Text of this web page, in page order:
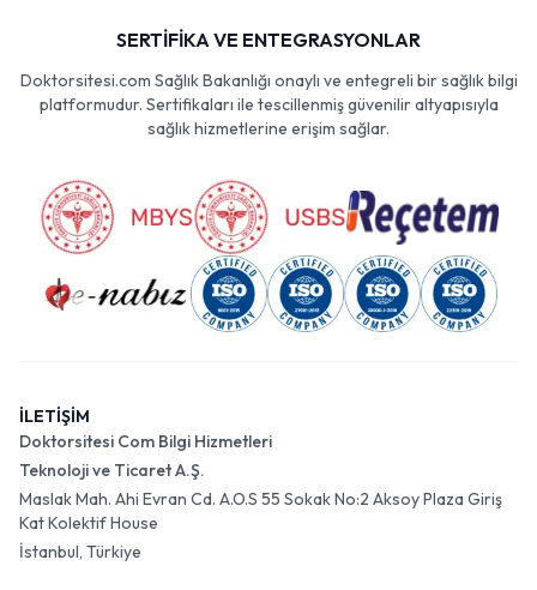
SERTİFİKA VE ENTEGRASYONLAR
Doktorsitesi.com Sağlık Bakanlığı onaylı ve entegreli bir sağlık bilgi
platformudur. Sertifikaları ile tescillenmiş güvenilir altyapısıyla
sağlık hizmetlerine erişim sağlar.
İLETİŞİM
Doktorsitesi Com Bilgi Hizmetleri
Teknoloji ve Ticaret A.Ş.
Maslak Mah. Ahi Evran Cd. A.O.S 55 Sokak No:2 Aksoy Plaza Giriş
Kat Kolektif House
İstanbul, Türkiye